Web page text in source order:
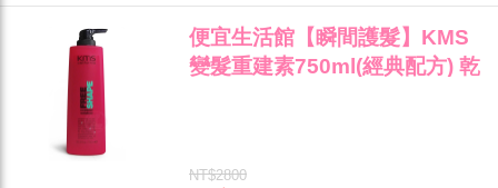
便宜生活館【瞬間護髮】KMS
變髮重建素750ml(經典配方) 乾
NT$2800